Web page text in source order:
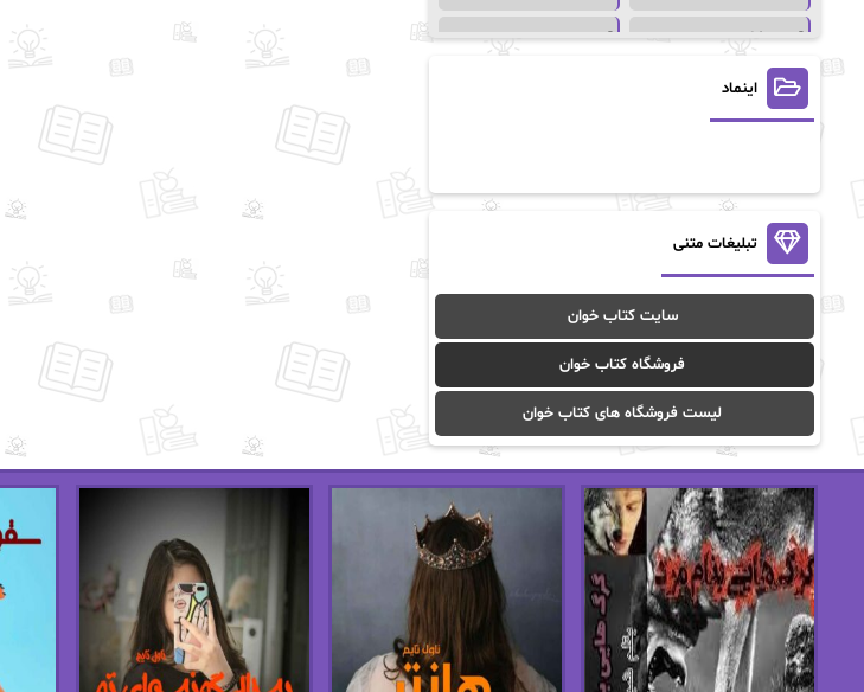
آسمان64 آسمان۶۵
آسیه احمدی
آن ماری سلینکو آنا تاد
آنالیا
آوا موسوی آیدا (Aixi)
آیدا باقری آیسان صادقی
ا_اصغر زاده ا_اصغرزاده
اریک مورگنشترن از نیلوفر لاری
استفانی مهیر استل مسکم
اسما کافی اصغر زاده
افسانه سماوات اکرم محمدی
ال جی اسمیت الف صاد
اینماد
تبلیغات متنی
سایت کتاب خوان
فروشگاه کتاب خوان
لیست فروشگاه های کتاب خوان